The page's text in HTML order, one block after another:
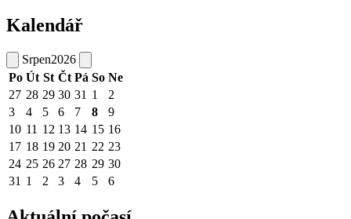
Kalendář
Srpen2026
Po Út St Čt Pá So Ne
27 28 29 30 31 1
2
3
4 5 6 7 8
9
10 11 12 13 14 15 16
17 18 19 20 21 22 23
24 25 26 27 28 29 30
31 1 2 3 4 5 6